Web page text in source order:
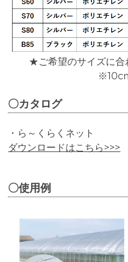
★ご希望のサイズに合
〇カタログ
・ら～くらくネット
ダウンロードはこちら>>>
〇使用例